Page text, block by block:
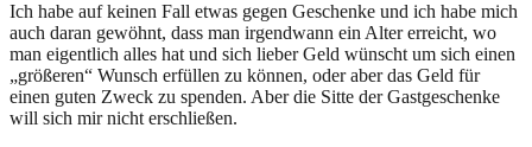
Ich habe auf keinen Fall etwas gegen Geschenke und ich habe mich
auch daran gewöhnt, dass man irgendwann ein Alter erreicht, wo
man eigentlich alles hat und sich lieber Geld wünscht um sich einen
„größeren“ Wunsch erfüllen zu können, oder aber das Geld für
einen guten Zweck zu spenden. Aber die Sitte der Gastgeschenke
will sich mir nicht erschließen.